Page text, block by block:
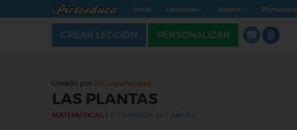
Inicio Lecciones Adapta Pictoeduca
CREAR LECCIÓN PERSONALIZAR
Creado por @GrupoAdapta
LAS PLANTAS
MATEMÁTICAS 1º PRIMARIA (6-7 AÑOS)